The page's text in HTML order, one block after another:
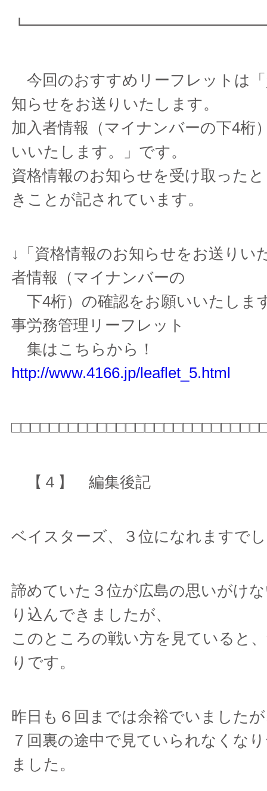
今回のおすすめリーフレットは
知らせをお送りいたします。
加入者情報（マイナンバーの下4桁
いいたします。」です。
資格情報のお知らせを受け取った
きことが記されています。
↓「資格情報のお知らせをお送りい
者情報（マイナンバーの
下4桁）の確認をお願いいたしま
事労務管理リーフレット
集はこちらから！
http://www.4166.jp/leaflet_5.html
【４】 編集後記
ベイスターズ、３位になれますで
諦めていた３位が広島の思いがけ
り込んできましたが、
このところの戦い方を見ていると
りです。
昨日も６回までは余裕でいました
７回裏の途中で見ていられなくな
ました。